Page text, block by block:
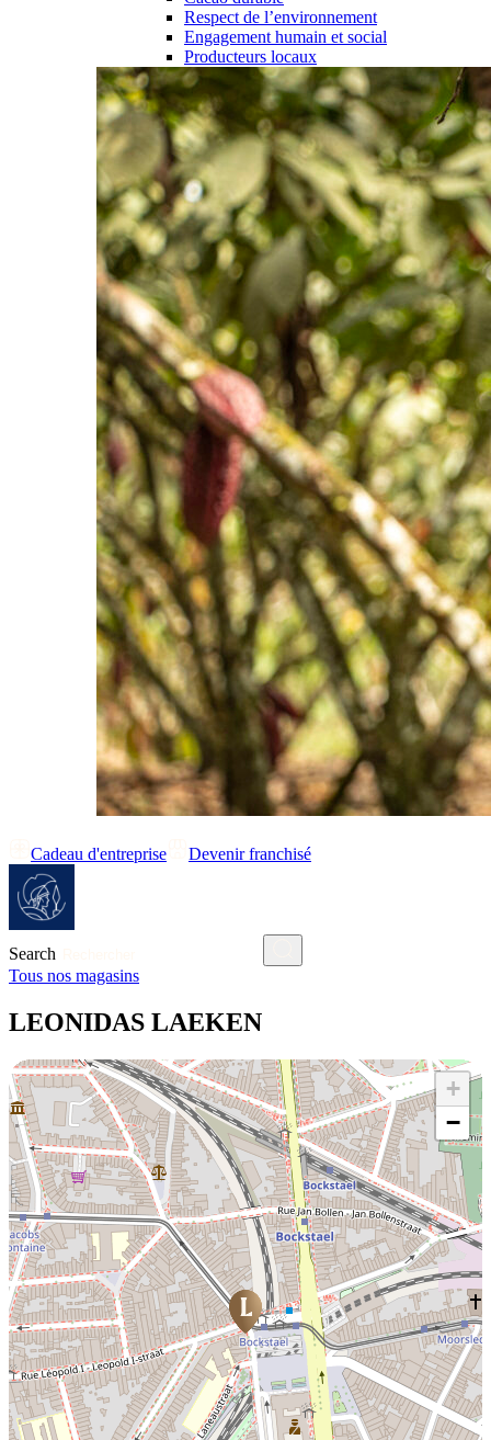
Respect de l’environnement
Engagement humain et social
Producteurs locaux
Cadeau d'entreprise Devenir franchisé
Search
Tous nos magasins
LEONIDAS LAEKEN
+
−